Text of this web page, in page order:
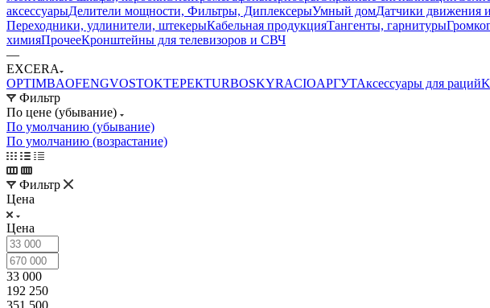
аксессуарыДелители мощности, Фильтры, ДиплексерыУмный домДатчики движения
Переходники, удлинители, штекерыКабельная продукцияТангенты, гарнитуры
химияПрочееКронштейны для телевизоров и СВЧ
—
EXCERA
OPTIMBAOFENGVOSTOKТЕРЕКTURBOSKYRACIOАРГУТАксессуары для раций
Фильтр
По цене (убывание)
По умолчанию (убывание)
По умолчанию (возрастание)
Фильтр
Цена
Цена
33 000
192 250
351 500